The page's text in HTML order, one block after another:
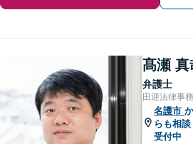
髙瀬 真
弁護士
田迎法律事
名護市 か
らも相談
受付中